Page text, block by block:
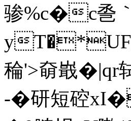
骖%c�c巹
y
稐' >奛嶯
-�研短硿